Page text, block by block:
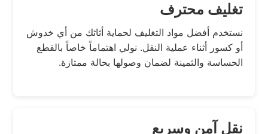
تغليف محترف
نستخدم أفضل مواد التغليف لحماية أثاثك من أي خدوش
أو كسور أثناء عملية النقل. نولي اهتماماً خاصاً بالقطع
الحساسة والثمينة لضمان وصولها بحالة ممتازة.
نقل آمن وسريع